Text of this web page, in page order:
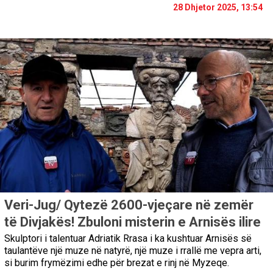
28 Dhjetor 2025, 13:54
Veri-Jug/ Qytezë 2600-vjeçare në zemër
të Divjakës! Zbuloni misterin e Arnisës ilire
Skulptori i talentuar Adriatik Rrasa i ka kushtuar Arnisës së
taulantëve një muze në natyrë, një muze i rrallë me vepra arti,
si burim frymëzimi edhe për brezat e rinj në Myzeqe.